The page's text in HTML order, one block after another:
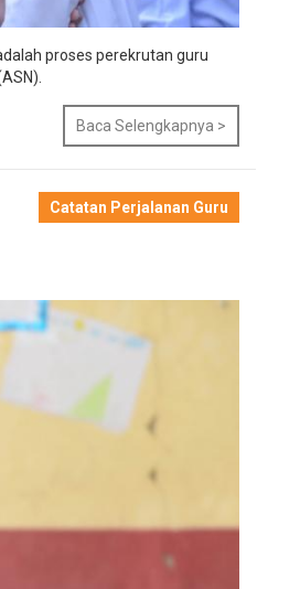
proses perekrutan guru
Baca Selengkapnya >
Catatan Perjalanan Guru